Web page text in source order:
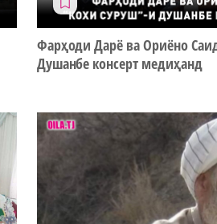
Фарҳоди Дарё ва Ориёно
Душанбе консерт медиҳанд